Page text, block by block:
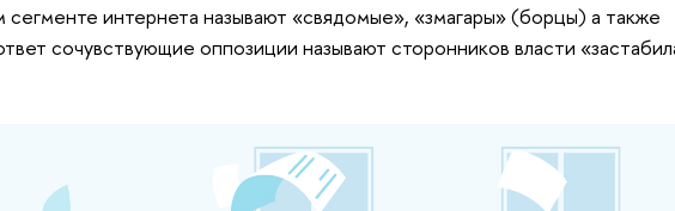
сегменте интернета называют «свядомые», «змагары» (борцы) а также
сочувствующие оппозиции называют сторонников власти